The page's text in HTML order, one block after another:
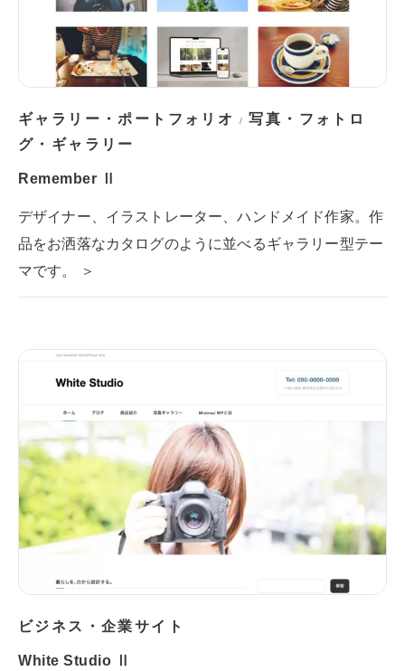
ギャラリー・ポートフォリオ /写真・フォトロ
グ・ギャラリー
Remember Ⅱ
デザイナー、イラストレーター、ハンドメイド作家。作
品をお洒落なカタログのように並べるギャラリー型テー
マです。 ＞
ビジネス・企業サイト
White Studio Ⅱ